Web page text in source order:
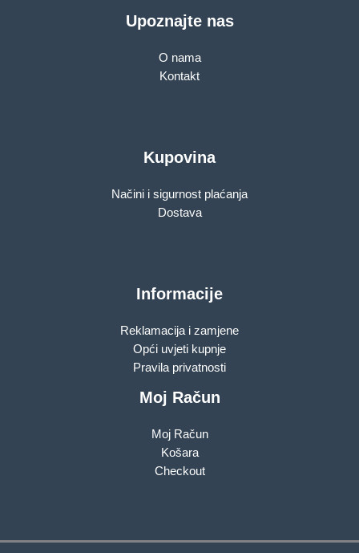
Upoznajte nas
O nama
Kontakt
Kupovina
Načini i sigurnost plaćanja
Dostava
Informacije
Reklamacija i zamjene
Opći uvjeti kupnje
Pravila privatnosti
Moj Račun
Moj Račun
Košara
Checkout